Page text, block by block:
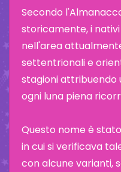
Secondo
storicamente, i
nell'area
settentrionali e
stagioni
ogni luna piena
Questo nome è
in cui si verificava
con alcune varianti,